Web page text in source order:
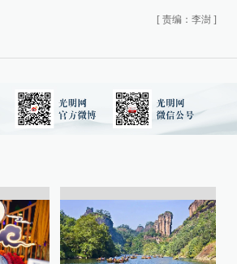
[ 责编：李澍 ]